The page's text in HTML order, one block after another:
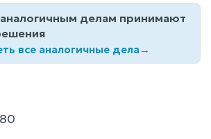
делам принимают
все аналогичные дела→